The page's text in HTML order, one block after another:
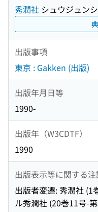
秀潤社 シュウジュン
出版事項
東京 : Gakken (出版)
出版年月日等
1990-
出版年（W3CDTF）
1990
出版表示等に関する
出版者変遷: 秀潤社
ル秀潤社 (20巻11号-